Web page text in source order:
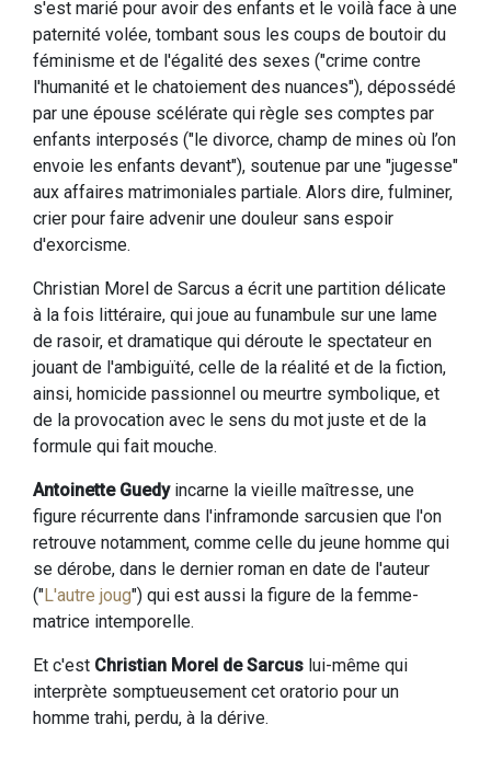
s'est marié pour avoir des enfants et le voilà face à une
paternité volée, tombant sous les coups de boutoir du
féminisme et de l'égalité des sexes ("crime contre
l'humanité et le chatoiement des nuances"), dépossédé
par une épouse scélérate qui règle ses comptes par
enfants interposés ("le divorce, champ de mines où l’on
envoie les enfants devant"), soutenue par une "jugesse"
aux affaires matrimoniales partiale. Alors dire, fulminer,
crier pour faire advenir une douleur sans espoir
d'exorcisme.
Christian Morel de Sarcus a écrit une partition délicate
à la fois littéraire, qui joue au funambule sur une lame
de rasoir, et dramatique qui déroute le spectateur en
jouant de l'ambiguïté, celle de la réalité et de la fiction,
ainsi, homicide passionnel ou meurtre symbolique, et
de la provocation avec le sens du mot juste et de la
formule qui fait mouche.
Antoinette Guedyincarne la vieille maîtresse, une
figure récurrente dans l'inframonde sarcusien que l'on
retrouve notamment, comme celle du jeune homme qui
se dérobe, dans le dernier roman en date de l'auteur
("L'autre joug") qui est aussi la figure de la femme-
matrice intemporelle.
Et c'est Christian Morel de Sarcus lui-même qui
interprète somptueusement cet oratorio pour un
homme trahi, perdu, à la dérive.